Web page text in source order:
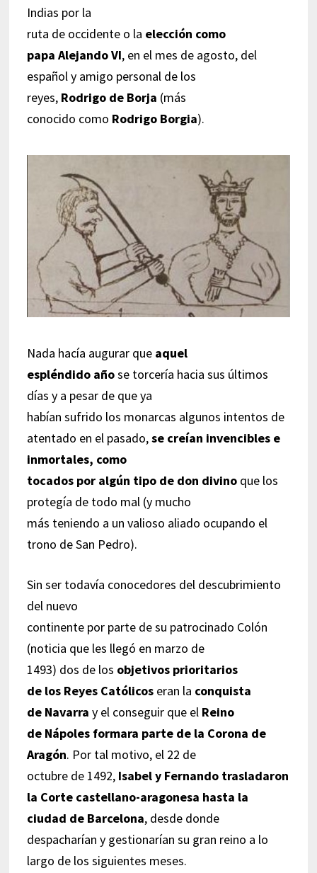
Indias por la
ruta de occidente o la elección como
papa Alejando VI, en el mes de agosto, del
español y amigo personal de los
reyes, Rodrigo de Borja (más
conocido como Rodrigo Borgia).
Nada hacía augurar que aquel
espléndido añose torcería hacia sus últimos
días y a pesar de que ya
habían sufrido los monarcas algunos intentos de
atentado en el pasado,se creían invencibles e
inmortales, como
tocados por algún tipo de don divinoque los
protegía de todo mal (y mucho
más teniendo a un valioso aliado ocupando el
trono de San Pedro).
Sin ser todavía conocedores del descubrimiento
del nuevo
continente por parte de su patrocinado Colón
(noticia que les llegó en marzo de
1493) dos de los objetivos prioritarios
de los Reyes Católicoseran la conquista
de Navarra y el conseguir que el Reino
de Nápoles formara parte de la Corona de
Aragón. Por tal motivo, el 22 de
octubre de 1492, Isabel y Fernando trasladaron
la Corte castellano-aragonesa hasta la
ciudad de Barcelona, desde donde
despacharían y gestionarían su gran reino a lo
largo de los siguientes meses.